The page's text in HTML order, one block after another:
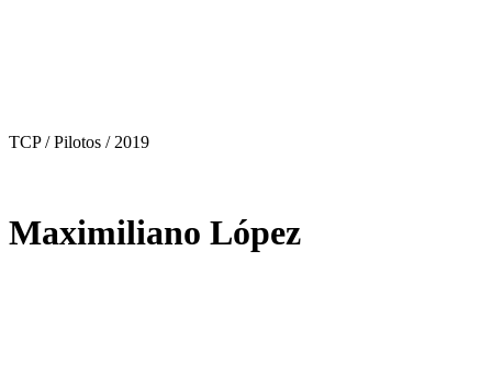
TCP / Pilotos / 2019
Maximiliano López